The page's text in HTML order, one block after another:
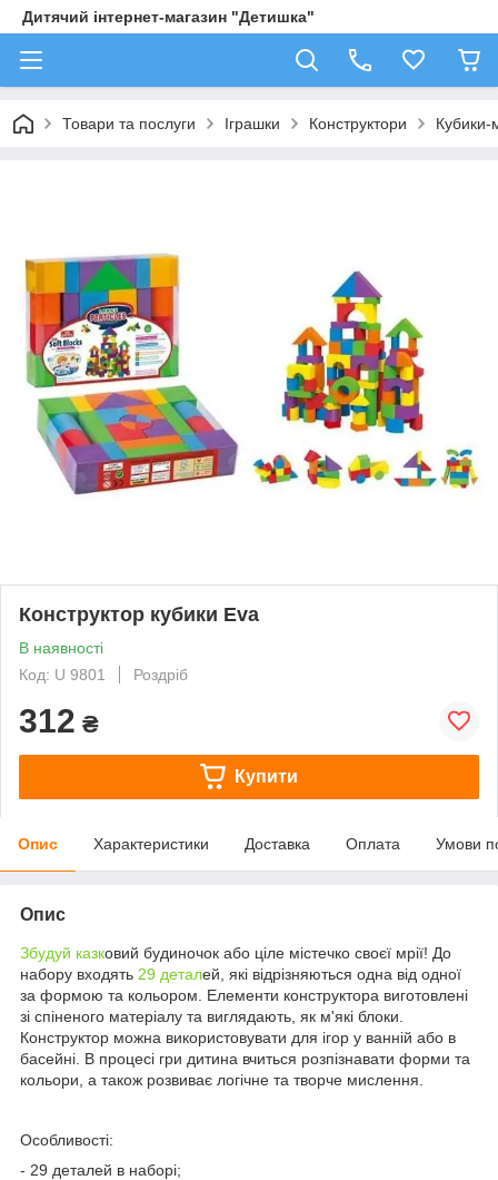
Дитячий інтернет-магазин "Детишка"
Товари та послуги Іграшки Конструктори Кубики-
Конструктор кубики Eva
В наявності
Код: U 9801
Роздріб
312 ₴
Купити
Опис Характеристики Доставка Оплата Умови
Опис
Збудуй казковий будиночок або ціле містечко своєї мрії! До
набору входять 29 деталей, які відрізняються одна від одної
за формою та кольором. Елементи конструктора виготовлені
зі спіненого матеріалу та виглядають, як м'які блоки.
Конструктор можна використовувати для ігор у ванній або в
басейні. В процесі гри дитина вчиться розпізнавати форми та
кольори, а також розвиває логічне та творче мислення.
Особливості:
- 29 деталей в наборі;